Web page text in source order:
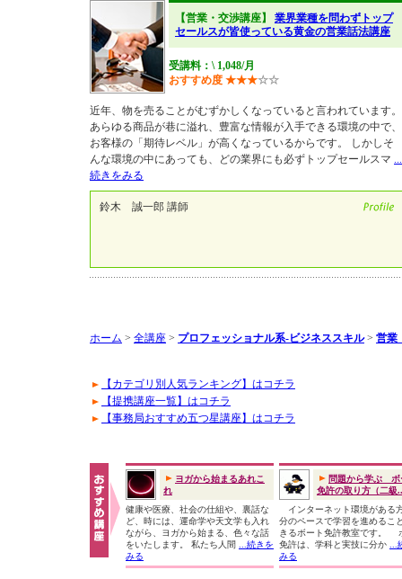
【営業・交渉講座】 業界業種を問わずトップ
セールスが皆使っている黄金の営業話法講座
受講料：\ 1,048/月
おすすめ度 ★★★☆☆
近年、物を売ることがむずかしくなっていると言われています。
あらゆる商品が巷に溢れ、豊富な情報が入手できる環境の中で、
お客様の「期待レベル」が高くなっているからです。 しかしそ
んな環境の中にあっても、どの業界にも必ずトップセールスマ ...
続きをみる
鈴木 誠一郎 講師
ホーム > 全講座 > プロフェッショナル系-ビジネススキル> 営業
【カテゴリ別人気ランキング】はコチラ
【提携講座一覧】はコチラ
【事務局おすすめ五つ星講座】はコチラ
ヨガから始まるあれこ
れ
健康や医療、社会の仕組や、裏話な
ど、時には、運命学や天文学も入れ
ながら、ヨガから始まる、色々な話
をいたします。 私たち人間
...続きを
みる
問題から学ぶ ボ
免許の取り方（二級
インターネット環境がある
分のペースで学習を進めるこ
きるボート免許教室です。
免許は、学科と実技に分か
みる